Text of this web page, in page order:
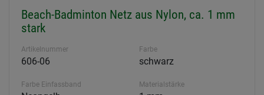
Beach-Badminton Netz aus Nylon, ca. 1 mm
stark
Artikelnummer
606-06
Farbe
schwarz
Farbe Einfassband Materialstärke